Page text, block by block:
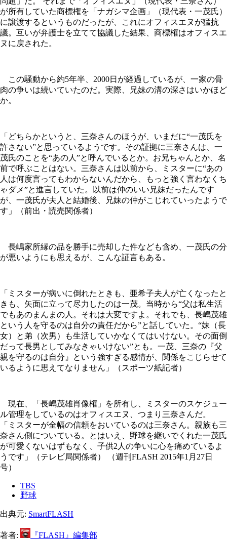
が所有していた商標権を「ナガシマ企画」（現代表・一茂氏）
に譲渡するというものだったが、これにオフィスエヌが猛抗
議。互いが弁護士を立てて協議した結果、商標権はオフィスエ
ヌに戻された。
この騒動から約5年半、2000日が経過しているが、一家の骨
肉の争いは続いていたのだ。実際、兄妹の溝の深さはいかほど
か。
「どちらかというと、三奈さんのほうが、いまだに“一茂氏を
許さない”と思っているようです。その証拠に三奈さんは、一
茂氏のことを“あの人”と呼んでいるとか。お兄ちゃんとか、名
前で呼ぶことはない。三奈さんは以前から、ミスターに“あの
人は何度言ってもわからないんだから、もっと強く言わなくち
ゃダメ”と進言していた。以前は仲のいい兄妹だったんです
が、一茂氏が夫人と結婚後、兄妹の仲がこじれていったようで
す」（前出・読売関係者）
長嶋家所縁の品を勝手に売却した件なども含め、一茂氏の分
が悪いようにも思えるが、こんな証言もある。
「ミスターが病いに倒れたときも、亜希子夫人が亡くなったと
きも、矢面に立って尽力したのは一茂。当時から“父は私生活
でもあのまんまの人。それは大変ですよ。それでも、長嶋茂雄
という人を守るのは自分の責任だから”と話していた。“妹（長
女）と弟（次男）も生活していかなくてはいけない。その面倒
だって長男としてみなきゃいけない”とも。一茂、三奈の『父
親を守るのは自分』という強すぎる感情が、関係をこじらせて
いるように思えてなりません」（スポーツ紙記者）
現在、「長嶋茂雄肖像権」を所有し、ミスターのスケジュー
ル管理をしているのはオフィスエヌ、つまり三奈さんだ。
「ミスターが全幅の信頼をおいているのは三奈さん。親族も三
奈さん側についている。とはいえ、野球を継いでくれた一茂氏
が可愛くないはずもなく、子供2人の争いに心を痛めているよ
うです」（テレビ局関係者） （週刊FLASH 2015年1月27日
号）
TBS
野球
出典元: SmartFLASH
著者: 『FLASH』編集部